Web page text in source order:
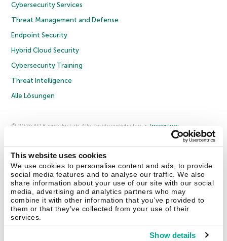
This website uses cookies
We use cookies to personalise content and ads, to provide
social media features and to analyse our traffic. We also
share information about your use of our site with our social
media, advertising and analytics partners who may
combine it with other information that you’ve provided to
them or that they’ve collected from your use of their
services.
Show details
Cybersecurity Services
Threat Management and Defense
Endpoint Security
Hybrid Cloud Security
Cybersecurity Training
Threat Intelligence
Alle Lösungen
© 2026 AO Kaspersky Lab. Alle Rechte vorbehalten.
Impressum
Lizenzvereinbarung B2B
Anmeldung zum Newsletter für B2B-Vertriebspartner
Kontakt Über uns Partner Blog
Weitere Informationen
Pressemitteilungen
Securelist Eugene Personal Blog Enzyklopädie